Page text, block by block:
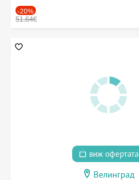
-20%
51.64€
виж офертата
Велинград